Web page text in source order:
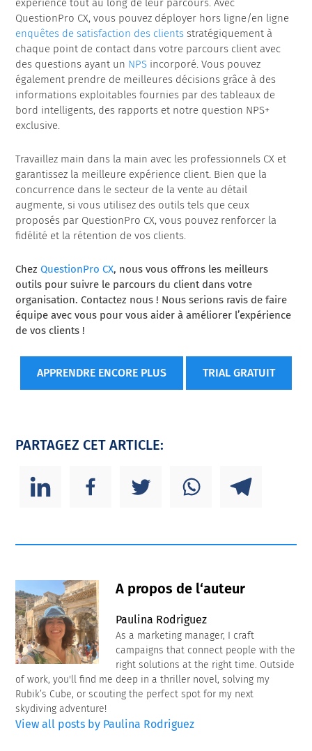
expérience tout au long de leur parcours. Avec
QuestionPro CX, vous pouvez déployer hors ligne/en ligne
enquêtes de satisfaction des clients stratégiquement à
chaque point de contact dans votre parcours client avec
des questions ayant un NPS incorporé. Vous pouvez
également prendre de meilleures décisions grâce à des
informations exploitables fournies par des tableaux de
bord intelligents, des rapports et notre question NPS+
exclusive.
Travaillez main dans la main avec les professionnels CX et
garantissez la meilleure expérience client. Bien que la
concurrence dans le secteur de la vente au détail
augmente, si vous utilisez des outils tels que ceux
proposés par QuestionPro CX, vous pouvez renforcer la
fidélité et la rétention de vos clients.
ChezQuestionPro CX, nous vous offrons les meilleurs
outils pour suivre le parcours du client dans votre
organisation. Contactez nous ! Nous serions ravis de faire
équipe avec vous pour vous aider à améliorer l’expérience
de vos clients !
APPRENDRE ENCORE PLUS TRIAL GRATUIT
PARTAGEZ CET ARTICLE:
A propos de l‘auteur
Paulina Rodriguez
As a marketing manager, I craft
campaigns that connect people with the
right solutions at the right time. Outside
of work, you'll find me deep in a thriller novel, solving my
Rubik’s Cube, or scouting the perfect spot for my next
skydiving adventure!
View all posts by Paulina Rodriguez